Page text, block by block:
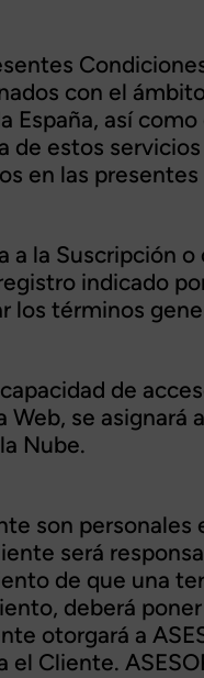
con el
España, así
de estos
en las
a la Suscripción
indicado
los términos
de
Web, se
Nube.
son
será
de que una
deberá
otorgará a
el Cliente.